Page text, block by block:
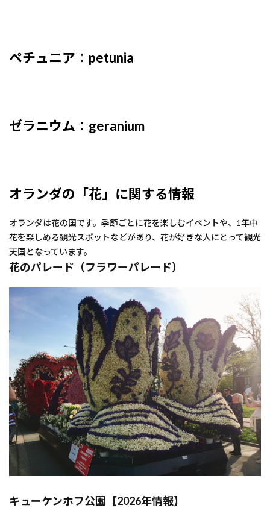
ペチュニア：petunia
ゼラニウム：geranium
オランダの「花」に関する情報
オランダは花の国です。季節ごとに花を楽しむイベントや、1年中
花を楽しめる観光スポットなどがあり、花が好きな人にとって観光
天国となっています。
花のパレード（フラワーパレード）
キューケンホフ公園【2026年情報】